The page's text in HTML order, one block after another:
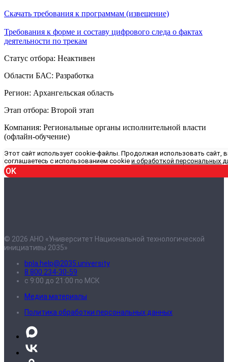
Скачать требования к программам (извещение)
Требования к форме и составу цифрового следа о фактах
деятельности по трекам
Статус отбора: Неактивен
Области БАС: Разработка
Регион: Архангельская область
Этап отбора: Второй этап
Компания: Региональные органы исполнительной власти
(офлайн-обучение)
Этот сайт использует cookie-файлы. Продолжая использовать сайт,
соглашаетесь с использованием cookie и обработкой персональных
OK
© 2026 АНО «Университет Национальной технологической
инициативы 2035»
bpla.help@2035.university
8 800 234-30-59
с 9:00 до 21:00 по МСК
Медиа материалы
Политика обработки персональных данных